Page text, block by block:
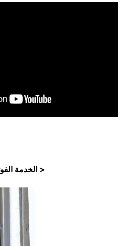
الخدمة الفوتوغرافية للكرسي الرسولي >